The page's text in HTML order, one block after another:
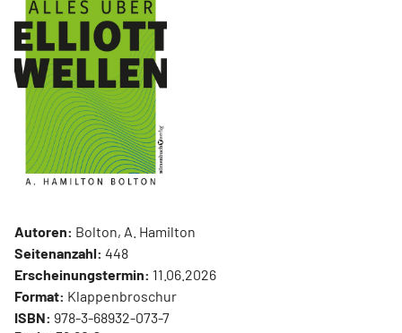
Autoren: Bolton, A. Hamilton
Seitenanzahl: 448
Erscheinungstermin: 11.06.2026
Format: Klappenbroschur
ISBN: 978-3-68932-073-7